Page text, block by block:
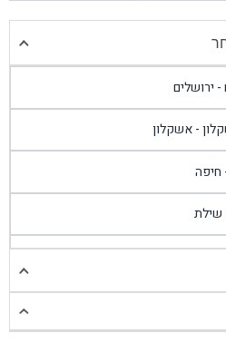
מול כביש 4 - פרדיס
זעירה, עיילבון - עיילבון